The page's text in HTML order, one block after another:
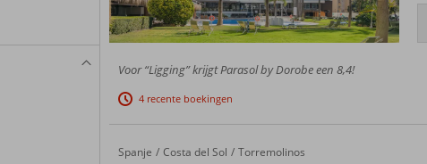
Voor “Ligging” krijgt Parasol by Dorobe een 8,4!
4 recente boekingen
Home
Spanje Costa del Sol Torremolinos
Sol Torremolinos Don Pablo